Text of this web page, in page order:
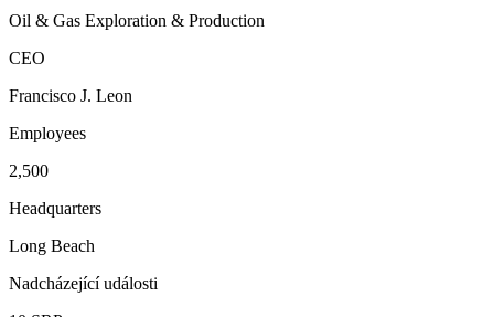
Oil & Gas Exploration & Production
CEO
Francisco J. Leon
Employees
2,500
Headquarters
Long Beach
Nadcházející události